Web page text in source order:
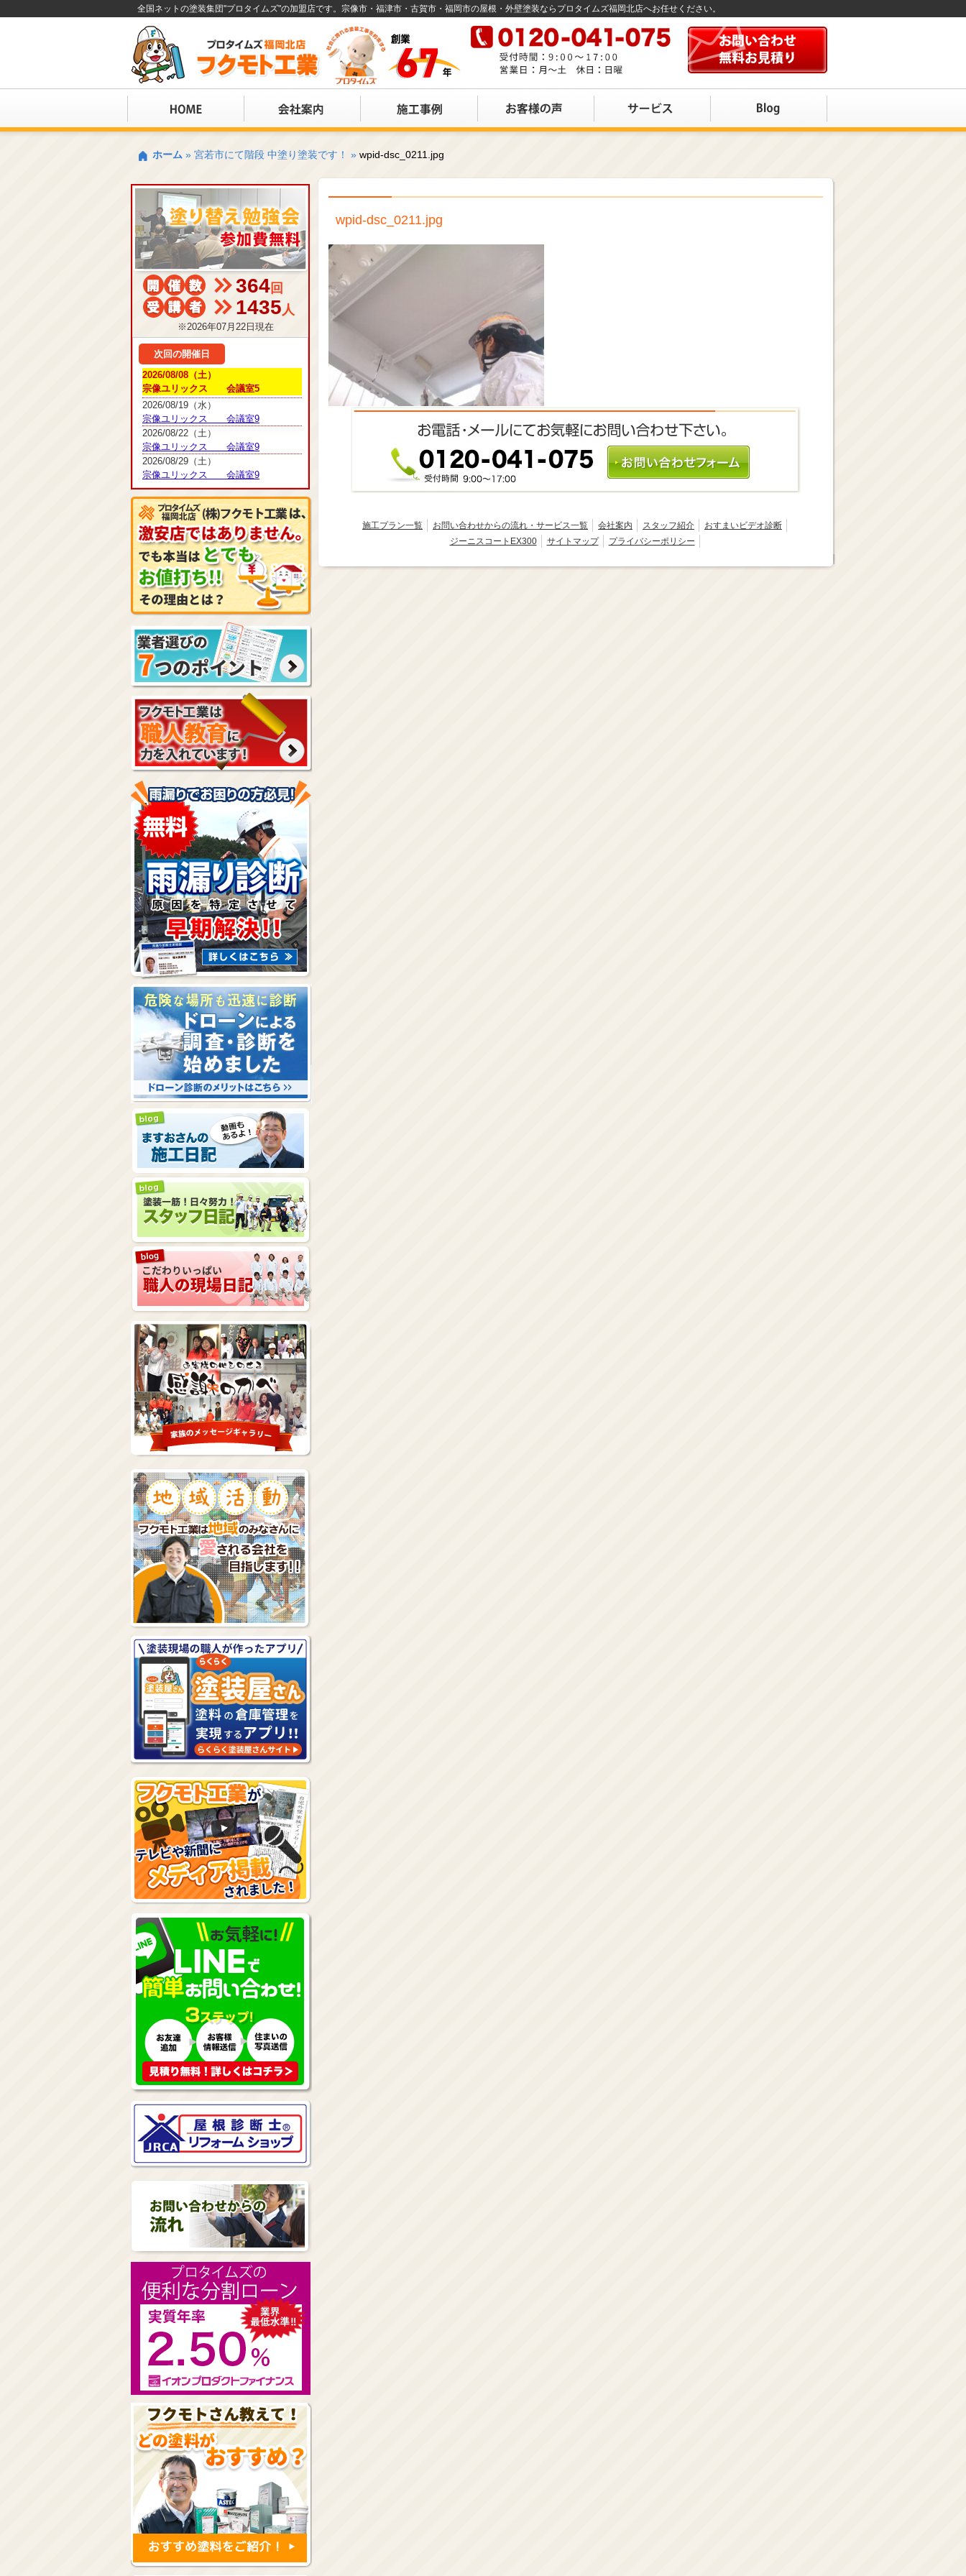
全国ネットの塗装集団"プロタイムズ"の加盟店です。宗像市・福津市・古賀市・福岡市の屋根・外壁塗装ならプロタイムズ福岡北店へお任せください。
ホーム » 宮若市にて階段 中塗り塗装です！ » wpid-dsc_0211.jpg
wpid-dsc_0211.jpg
施工プラン一覧 お問い合わせからの流れ・サービス一覧 会社案内 スタッフ紹介
おすまいビデオ診断
ジーニスコートEX300
サイトマップ プライバシーポリシー
364回
1435人
※2026年07月22日現在
次回の開催日
2026/08/08（土）
宗像ユリックス 会議室5
2026/08/19（水）
宗像ユリックス 会議室9
2026/08/22（土）
宗像ユリックス 会議室9
2026/08/29（土）
宗像ユリックス 会議室9